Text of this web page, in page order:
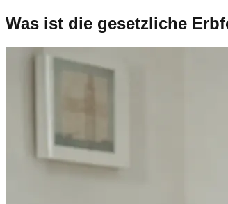
Was ist die gesetzliche